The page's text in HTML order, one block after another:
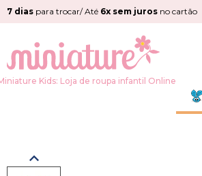
7 dias para trocar/ Até 6x sem juros no cartão
Kids: Loja de roupa infantil Online